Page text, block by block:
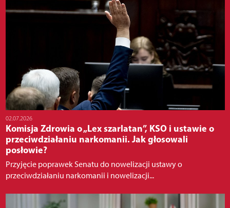
02.07.2026
Komisja Zdrowia o „Lex szarlatan”, KSO i ustawie o
przeciwdziałaniu narkomanii. Jak głosowali
posłowie?
Przyjęcie poprawek Senatu do nowelizacji ustawy o
przeciwdziałaniu narkomanii i nowelizacji...